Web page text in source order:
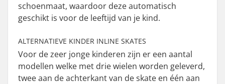
schoenmaat, waardoor deze automatisch
geschikt is voor de leeftijd van je kind.
ALTERNATIEVE KINDER INLINE SKATES
Voor de zeer jonge kinderen zijn er een aantal
modellen welke met drie wielen worden geleverd,
twee aan de achterkant van de skate en één aan